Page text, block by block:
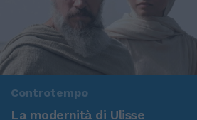
Controtempo
La modernità di Ulisse